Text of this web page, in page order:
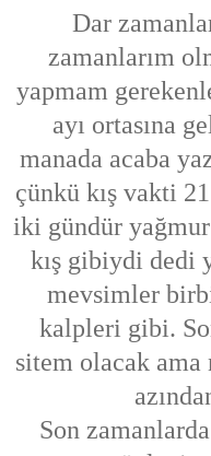
Dar
zamanlarım
yapmam
ayı ortasına
manada acaba
çünkü kış vakti
iki gündür
kış gibiydi dedi
mevsimler
kalpleri gibi.
sitem olacak ama
Son